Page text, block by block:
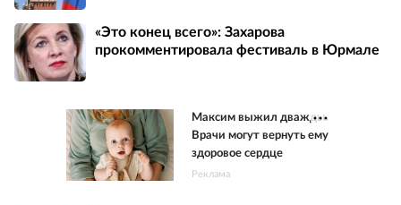
«Это конец всего»: Захарова
прокомментировала фестиваль в Юрмале
Максим выжил дважды.
Врачи могут вернуть ему
здоровое сердце
Реклама